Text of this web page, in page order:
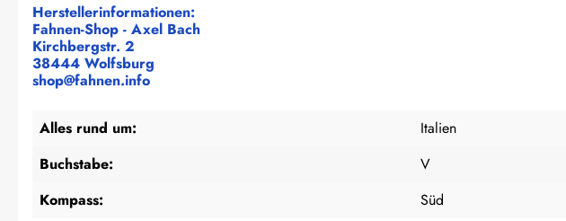
Herstellerinformationen:
Fahnen-Shop - Axel Bach
Kirchbergstr. 2
38444 Wolfsburg
shop@fahnen.info
Alles rund um:
Italien
Buchstabe:
V
Kompass:
Süd